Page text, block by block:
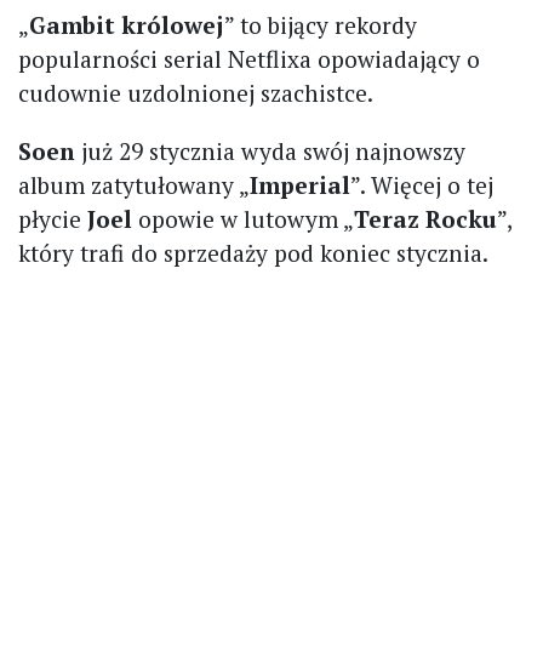
„Gambit królowej” to bijący rekordy
popularności serial Netflixa opowiadający o
cudownie uzdolnionej szachistce.
Soen już 29 stycznia wyda swój najnowszy
album zatytułowany „Imperial”. Więcej o tej
płycie Joel opowie w lutowym „Teraz Rocku”,
który trafi do sprzedaży pod koniec stycznia.